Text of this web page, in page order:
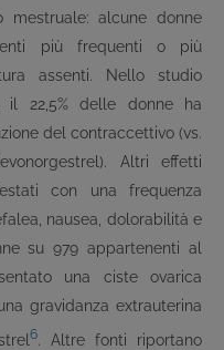
alcune donne
più frequenti o più
assenti. Nello studio
il 22,5% delle donne ha
del contraccettivo (vs.
Altri effetti
con una frequenza
nausea, dolorabilità e
su 979 appartenenti al
una ciste ovarica
gravidanza extrauterina
6. Altre fonti riportano